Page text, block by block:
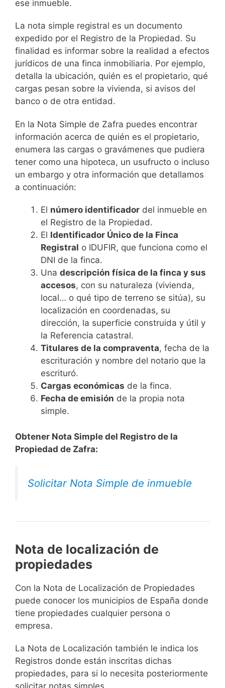
ese inmueble.
La nota simple registral es un documento
expedido por el Registro de la Propiedad. Su
finalidad es informar sobre la realidad a efectos
jurídicos de una finca inmobiliaria. Por ejemplo,
detalla la ubicación, quién es el propietario, qué
cargas pesan sobre la vivienda, si avisos del
banco o de otra entidad.
En la Nota Simple de Zafra puedes encontrar
información acerca de quién es el propietario,
enumera las cargas o gravámenes que pudiera
tener como una hipoteca, un usufructo o incluso
un embargo y otra información que detallamos
a continuación:
El número identificador del inmueble en
el Registro de la Propiedad.
El Identificador Único de la Finca
Registral o IDUFIR, que funciona como el
DNI de la finca.
Una descripción física de la finca y sus
accesos, con su naturaleza (vivienda,
local… o qué tipo de terreno se sitúa), su
localización en coordenadas, su
dirección, la superficie construida y útil y
la Referencia catastral.
Titulares de la compraventa, fecha de la
escrituración y nombre del notario que la
escrituró.
Cargas económicas de la finca.
Fecha de emisión de la propia nota
simple.
Obtener Nota Simple del Registro de la
Propiedad de Zafra:
Solicitar Nota Simple de inmueble
Nota de localización de
propiedades
Con la Nota de Localización de Propiedades
puede conocer los municipios de España donde
tiene propiedades cualquier persona o
empresa.
La Nota de Localización también le indica los
Registros donde están inscritas dichas
propiedades, para si lo necesita posteriormente